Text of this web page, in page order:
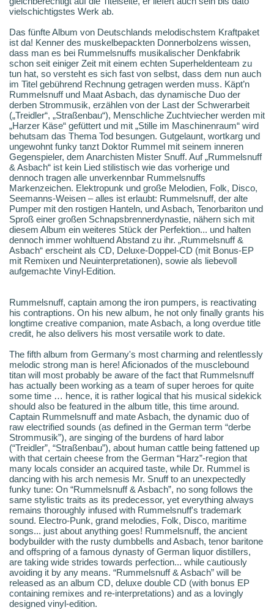
vielschichtigstes Werk ab.
Das fünfte Album von Deutschlands melodischstem Kraftpaket
ist da! Kenner des muskelbepackten Donnerbolzens wissen,
dass man es bei Rummelsnuffs musikalischer Denkfabrik
schon seit einiger Zeit mit einem echten Superheldenteam zu
tun hat, so versteht es sich fast von selbst, dass dem nun auch
im Titel gebührend Rechnung getragen werden muss. Käpt’n
Rummelsnuff und Maat Asbach, das dynamische Duo der
derben Strommusik, erzählen von der Last der Schwerarbeit
(„Treidler“, „Straßenbau“), Menschliche Zuchtviecher werden mit
„Harzer Käse“ gefüttert und mit „Stille im Maschinenraum“ wird
behutsam das Thema Tod besungen. Gutgelaunt, wortkarg und
ungewohnt funky tanzt Doktor Rummel mit seinem inneren
Gegenspieler, dem Anarchisten Mister Snuff. Auf „Rummelsnuff
& Asbach“ ist kein Lied stilistisch wie das vorherige und
dennoch tragen alle unverkennbar Rummelsnuffs
Markenzeichen. Elektropunk und große Melodien, Folk, Disco,
Seemanns-Weisen – alles ist erlaubt: Rummelsnuff, der alte
Pumper mit den rostigen Hanteln, und Asbach, Tenorbariton und
Sproß einer großen Schnapsbrennerdynastie, nähern sich mit
diesem Album ein weiteres Stück der Perfektion... und halten
dennoch immer wohltuend Abstand zu ihr. „Rummelsnuff &
Asbach“ erscheint als CD, Deluxe-Doppel-CD (mit Bonus-EP
mit Remixen und Neuinterpretationen), sowie als liebevoll
aufgemachte Vinyl-Edition.
Rummelsnuff, captain among the iron pumpers, is reactivating
his contraptions. On his new album, he not only finally grants his
longtime creative companion, mate Asbach, a long overdue title
credit, he also delivers his most versatile work to date.
The fifth album from Germany's most charming and relentlessly
melodic strong man is here! Aficionados of the musclebound
titan will most probably be aware of the fact that Rummelsnuff
has actually been working as a team of super heroes for quite
some time … hence, it is rather logical that his musical sidekick
should also be featured in the album title, this time around.
Captain Rummelsnuff and mate Asbach, the dynamic duo of
raw electrified sounds (as defined in the German term “derbe
Strommusik”), are singing of the burdens of hard labor
(“Treidler”, “Straßenbau”), about human cattle being fattened up
with that certain cheese from the German “Harz”-region that
many locals consider an acquired taste, while Dr. Rummel is
dancing with his arch nemesis Mr. Snuff to an unexpectedly
funky tune: On “Rummelsnuff & Asbach”, no song follows the
same stylistic traits as its predecessor, yet everything always
remains thoroughly infused with Rummelsnuff's trademark
sound. Electro-Punk, grand melodies, Folk, Disco, maritime
songs... just about anything goes! Rummelsnuff, the ancient
bodybuilder with the rusty dumbbells and Asbach, tenor baritone
and offspring of a famous dynasty of German liquor distillers,
are taking wide strides towards perfection... while cautiously
avoiding it by any means. “Rummelsnuff & Asbach” will be
released as an album CD, deluxe double CD (with bonus EP
containing remixes and re-interpretations) and as a lovingly
designed vinyl-edition.